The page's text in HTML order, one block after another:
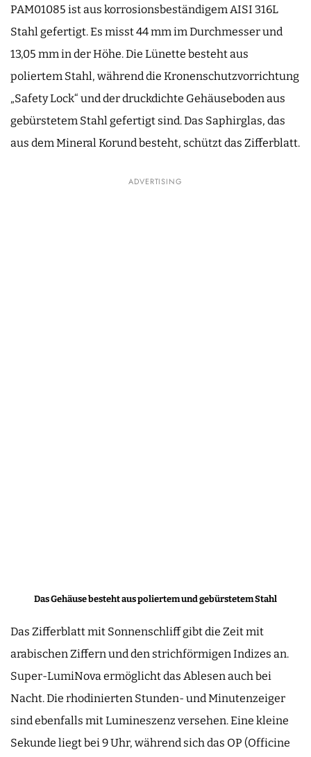
PAM01085 ist aus korrosionsbeständigem AISI 316L
Stahl gefertigt. Es misst 44 mm im Durchmesser und
13,05 mm in der Höhe. Die Lünette besteht aus
poliertem Stahl, während die Kronenschutzvorrichtung
„Safety Lock“ und der druckdichte Gehäuseboden aus
gebürstetem Stahl gefertigt sind. Das Saphirglas, das
aus dem Mineral Korund besteht, schützt das Zifferblatt.
ADVERTISING
Das Gehäuse besteht aus poliertem und gebürstetem Stahl
Das Zifferblatt mit Sonnenschliff gibt die Zeit mit
arabischen Ziffern und den strichförmigen Indizes an.
Super-LumiNova ermöglicht das Ablesen auch bei
Nacht. Die rhodinierten Stunden- und Minutenzeiger
sind ebenfalls mit Lumineszenz versehen. Eine kleine
Sekunde liegt bei 9 Uhr, während sich das OP (Officine